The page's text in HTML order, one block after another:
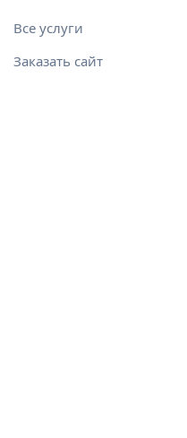
Все услуги
Заказать сайт